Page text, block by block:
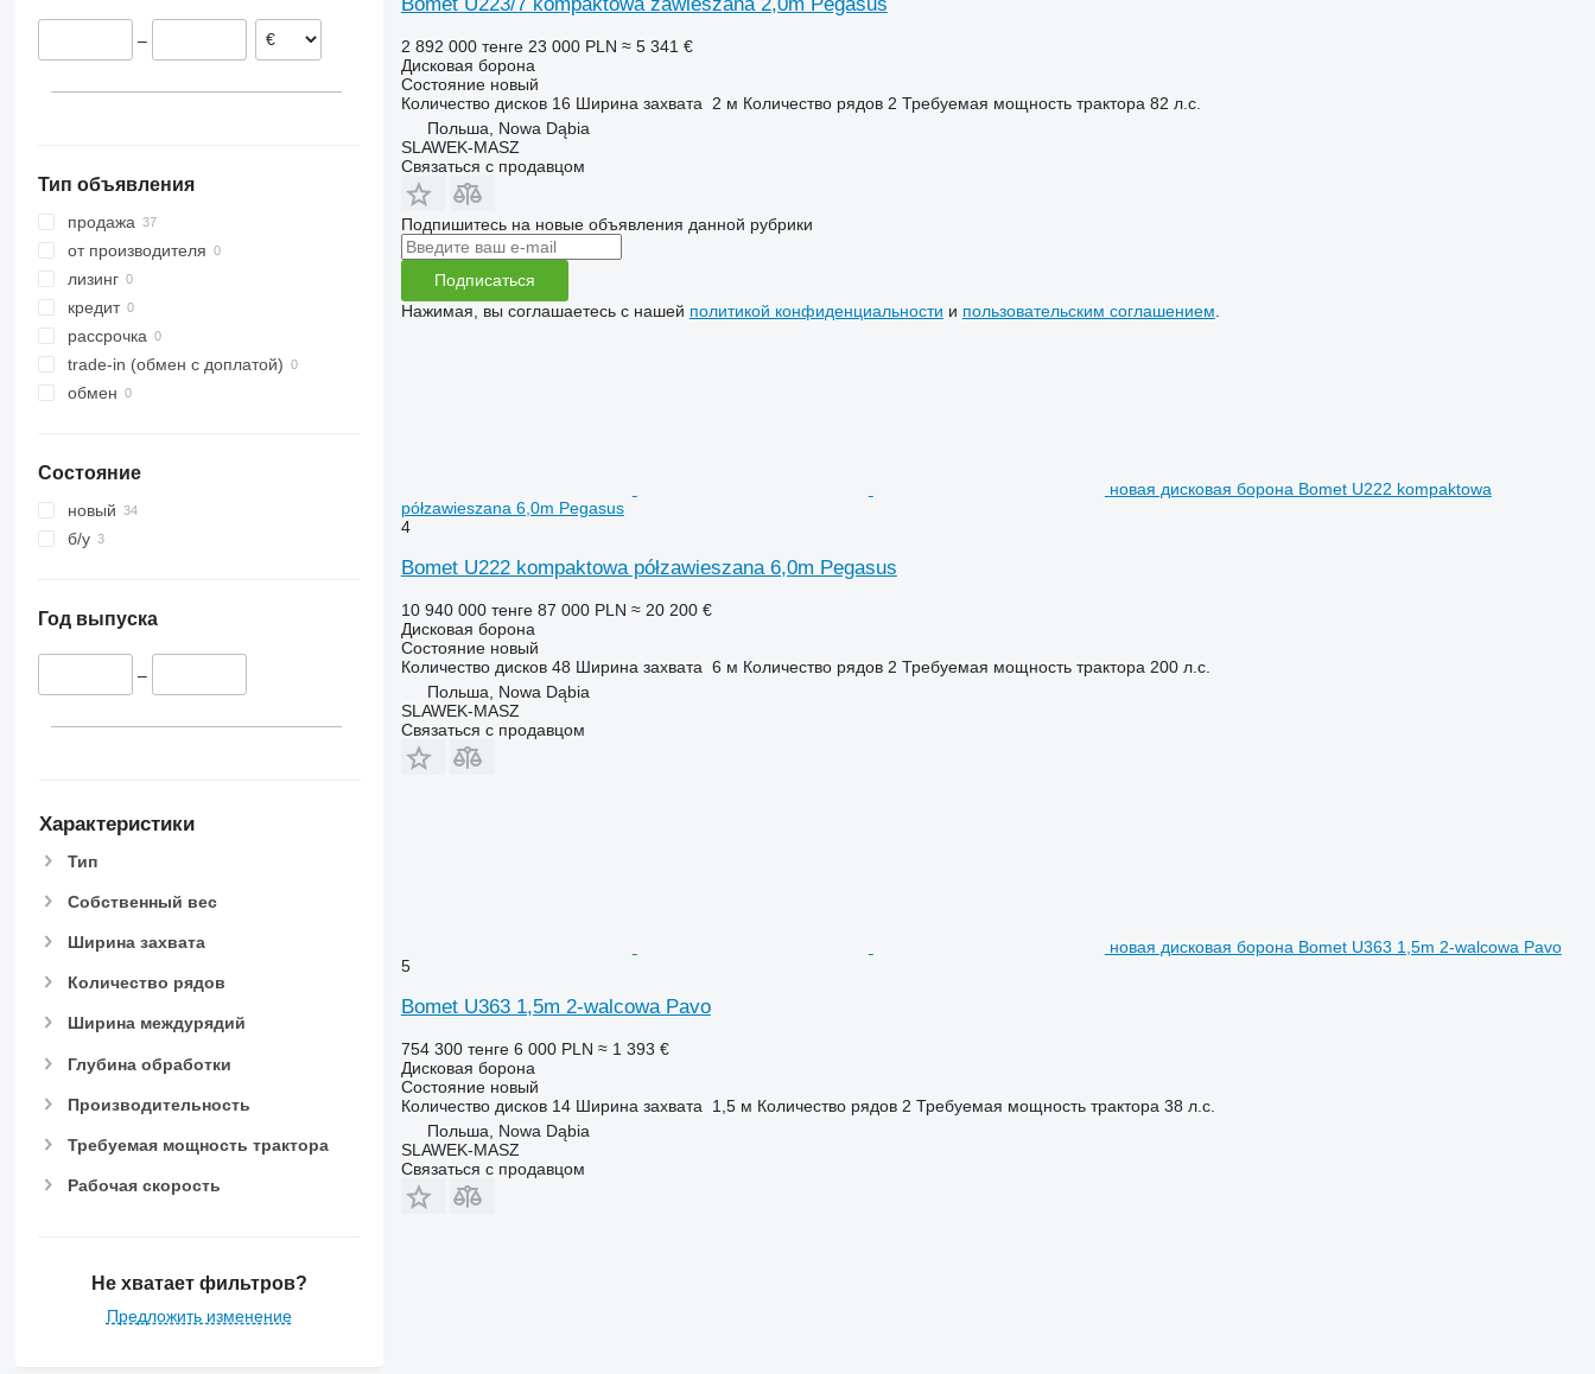
–
Тип объявления
продажа
от производителя
лизинг
кредит
рассрочка
trade-in (обмен с доплатой)
обмен
Состояние
новый
б/у
Год выпуска
–
Характеристики
Тип
Собственный вес
Ширина захвата
Количество рядов
Ширина междурядий
Глубина обработки
Производительность
Требуемая мощность трактора
Рабочая скорость
Не хватает фильтров?
Предложить изменение
2 892 000 тенге 23 000 PLN ≈ 5 341 €
Дисковая борона
Состояниеновый
Количество дисков 16 Ширина захвата 2 м Количество рядов 2 Требуемая мощность трактора 82 л.с.
Польша, Nowa Dąbia
SLAWEK-MASZ
Связаться с продавцом
Подпишитесь на новые объявления данной рубрики
Подписаться
Нажимая, вы соглашаетесь с нашей политикой конфиденциальности и пользовательским соглашением
новая дисковая борона Bomet U222 kompaktowa
półzawieszana 6,0m Pegasus
4
Bomet U222 kompaktowa półzawieszana 6,0m Pegasus
10 940 000 тенге 87 000 PLN ≈ 20 200 €
Дисковая борона
Состояниеновый
Количество дисков 48 Ширина захвата 6 м Количество рядов 2 Требуемая мощность трактора 200 л.с.
Польша, Nowa Dąbia
SLAWEK-MASZ
Связаться с продавцом
новая дисковая борона Bomet U363 1,5m 2-walcowa Pavo
5
Bomet U363 1,5m 2-walcowa Pavo
754 300 тенге 6 000 PLN ≈ 1 393 €
Дисковая борона
Состояниеновый
Количество дисков 14 Ширина захвата 1,5 м Количество рядов 2 Требуемая мощность трактора 38 л.с.
Польша, Nowa Dąbia
SLAWEK-MASZ
Связаться с продавцом